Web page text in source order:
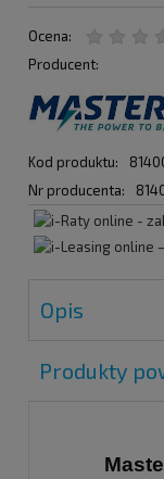
Ocena:
Producent:
Kod produktu:
Nr producenta:
Opis
Produkty